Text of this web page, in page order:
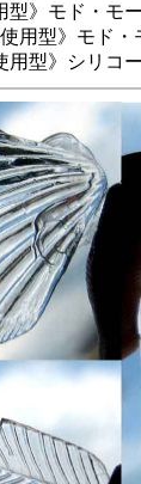
型》モド・モ
使用型》モド
用型》シリコ